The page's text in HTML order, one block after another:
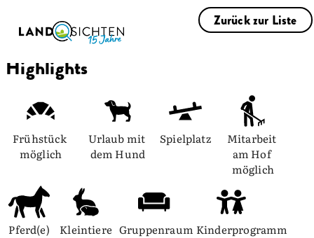
Zurück zur Liste
Highlights
Frühstück
möglich
Urlaub mit
dem Hund
Spielplatz
Mitarbeit
am Hof
möglich
Pferd(e) Kleintiere Gruppenraum Kinderprogramm